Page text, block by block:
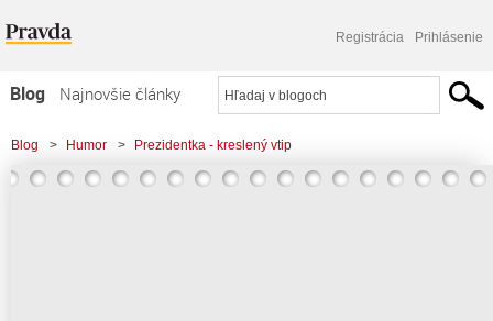
Registrácia Prihlásenie
Blog
Najnovšie články
Najčítanejšie články
Najkomentovanejšie články
Blog > Humor > Prezidentka - kreslený vtip